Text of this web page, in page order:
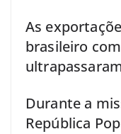
As
brasileiro
Durante a
República